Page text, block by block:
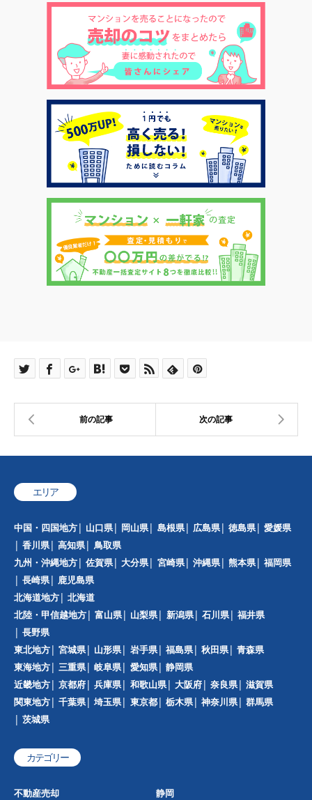
エリア
中国・四国地方 山口県 岡山県 島根県 広島県 徳島県
愛媛県
香川県
高知県
鳥取県
九州・沖縄地方
佐賀県 大分県 宮崎県 沖縄県 熊本県
福岡県
長崎県
鹿児島県
北海道地方
北海道
北陸・甲信越地方
富山県 山梨県 新潟県 石川県
福井県
長野県
東北地方
宮城県 山形県 岩手県 福島県 秋田県
青森県
東海地方
三重県 岐阜県 愛知県
静岡県
近畿地方
京都府 兵庫県 和歌山県 大阪府 奈良県
滋賀県
関東地方
千葉県 埼玉県 東京都 栃木県 神奈川県
群馬県
茨城県
カテゴリー
不動産売却 静岡